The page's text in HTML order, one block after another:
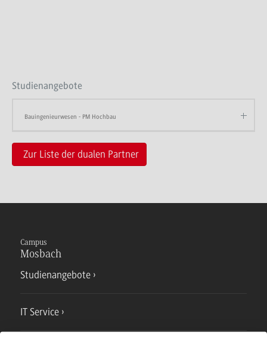
Studienangebote
Bauingenieurwesen - PM Hochbau
Zur Liste der dualen Partner
Campus
Mosbach
Studienangebote
IT Service